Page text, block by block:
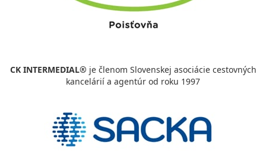
CK INTERMEDIAL® je členom Slovenskej asociácie cestovných
kancelárií a agentúr od roku 1997